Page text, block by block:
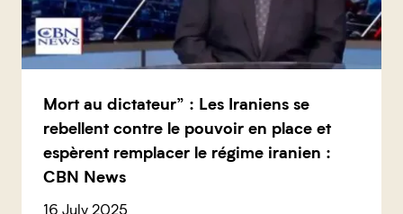
Mort au dictateur” : Les Iraniens se
rebellent contre le pouvoir en place et
espèrent remplacer le régime iranien :
CBN News
16 July 2025